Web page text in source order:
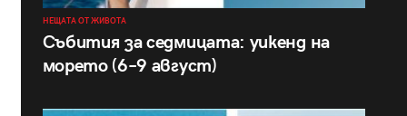
НЕЩАТА ОТ ЖИВОТА
Събития за седмицата: уикенд на
морето (6–9 август)